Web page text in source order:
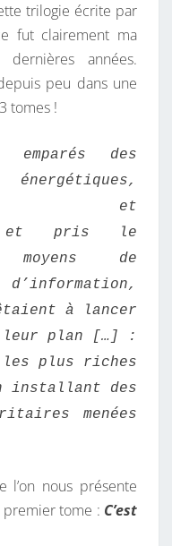
trilogie écrite par
fut clairement ma
années.
peu dans une
tomes !
des
et
et pris le
de
à lancer
leur plan […] :
plus riches
installant des
menées
l’on nous présente
premier tome : C’est